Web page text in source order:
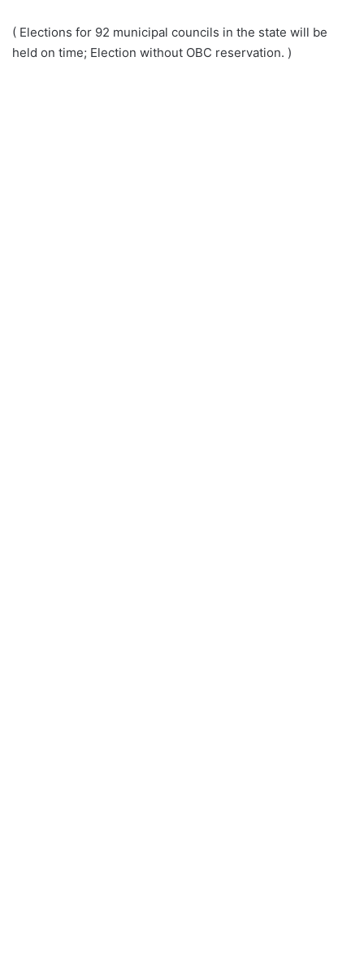
( Elections for 92 municipal councils in the state will be
held on time; Election without OBC reservation. )